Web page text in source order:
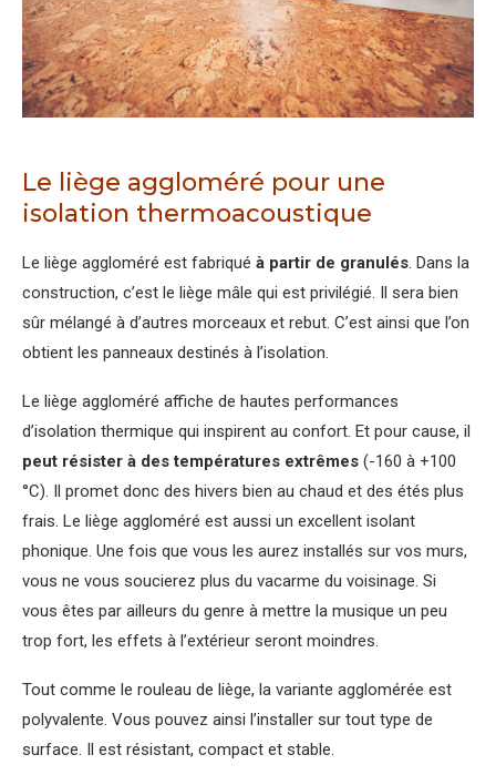
Le liège aggloméré pour une
isolation thermoacoustique
Le liège aggloméré est fabriqué à partir de granulés. Dans la
construction, c’est le liège mâle qui est privilégié. Il sera bien
sûr mélangé à d’autres morceaux et rebut. C’est ainsi que l’on
obtient les panneaux destinés à l’isolation.
Le liège aggloméré affiche de hautes performances
d’isolation thermique qui inspirent au confort. Et pour cause, il
peut résister à des températures extrêmes (-160 à +100
°C). Il promet donc des hivers bien au chaud et des étés plus
frais. Le liège aggloméré est aussi un excellent isolant
phonique. Une fois que vous les aurez installés sur vos murs,
vous ne vous soucierez plus du vacarme du voisinage. Si
vous êtes par ailleurs du genre à mettre la musique un peu
trop fort, les effets à l’extérieur seront moindres.
Tout comme le rouleau de liège, la variante agglomérée est
polyvalente. Vous pouvez ainsi l’installer sur tout type de
surface. Il est résistant, compact et stable.